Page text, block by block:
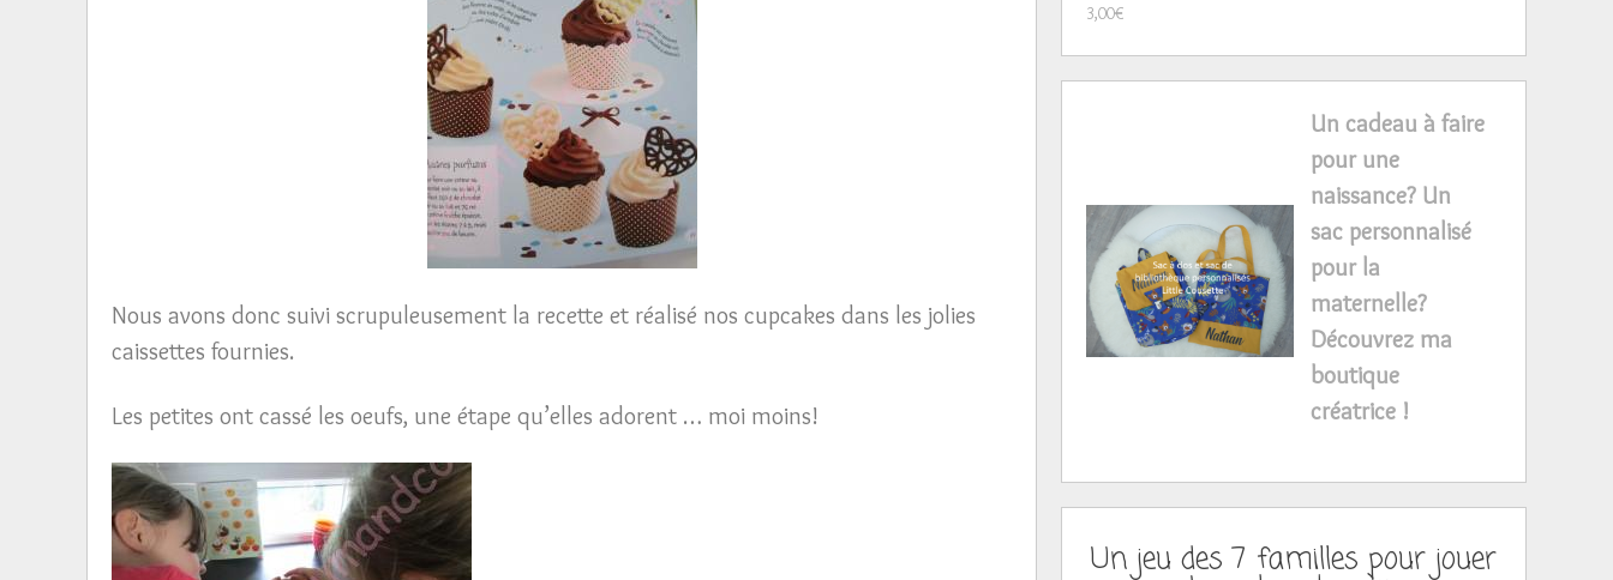
Nous avons donc suivi scrupuleusement la recette et réalisé nos cupcakes dans les jolies
caissettes fournies.
Les petites ont cassé les oeufs, une étape qu’elles adorent … moi moins!
3,00€
Un cadeau à faire
pour une
naissance? Un
sac personnalisé
pour la
maternelle?
Découvrez ma
boutique
créatrice !
Un jeu des 7 familles pour jouer